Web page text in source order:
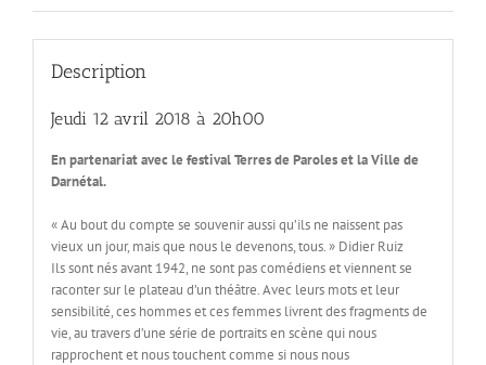
Description
Jeudi 12 avril 2018 à 20h00
En partenariat avec le festival Terres de Paroles et la Ville de
Darnétal.
« Au bout du compte se souvenir aussi qu’ils ne naissent pas
vieux un jour, mais que nous le devenons, tous. » Didier Ruiz
Ils sont nés avant 1942, ne sont pas comédiens et viennent se
raconter sur le plateau d’un théâtre. Avec leurs mots et leur
sensibilité, ces hommes et ces femmes livrent des fragments de
vie, au travers d’une série de portraits en scène qui nous
rapprochent et nous touchent comme si nous nous